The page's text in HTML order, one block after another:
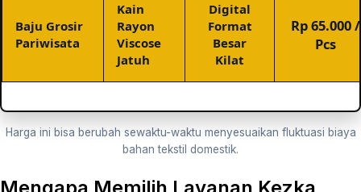
Baju Grosir
Pariwisata
Kain
Rayon
Viscose
Jatuh
Digital
Format
Besar
Kilat
Rp 65.000 /
Pcs
Harga ini bisa berubah sewaktu-waktu menyesuaikan fluktuasi biaya
bahan tekstil domestik.